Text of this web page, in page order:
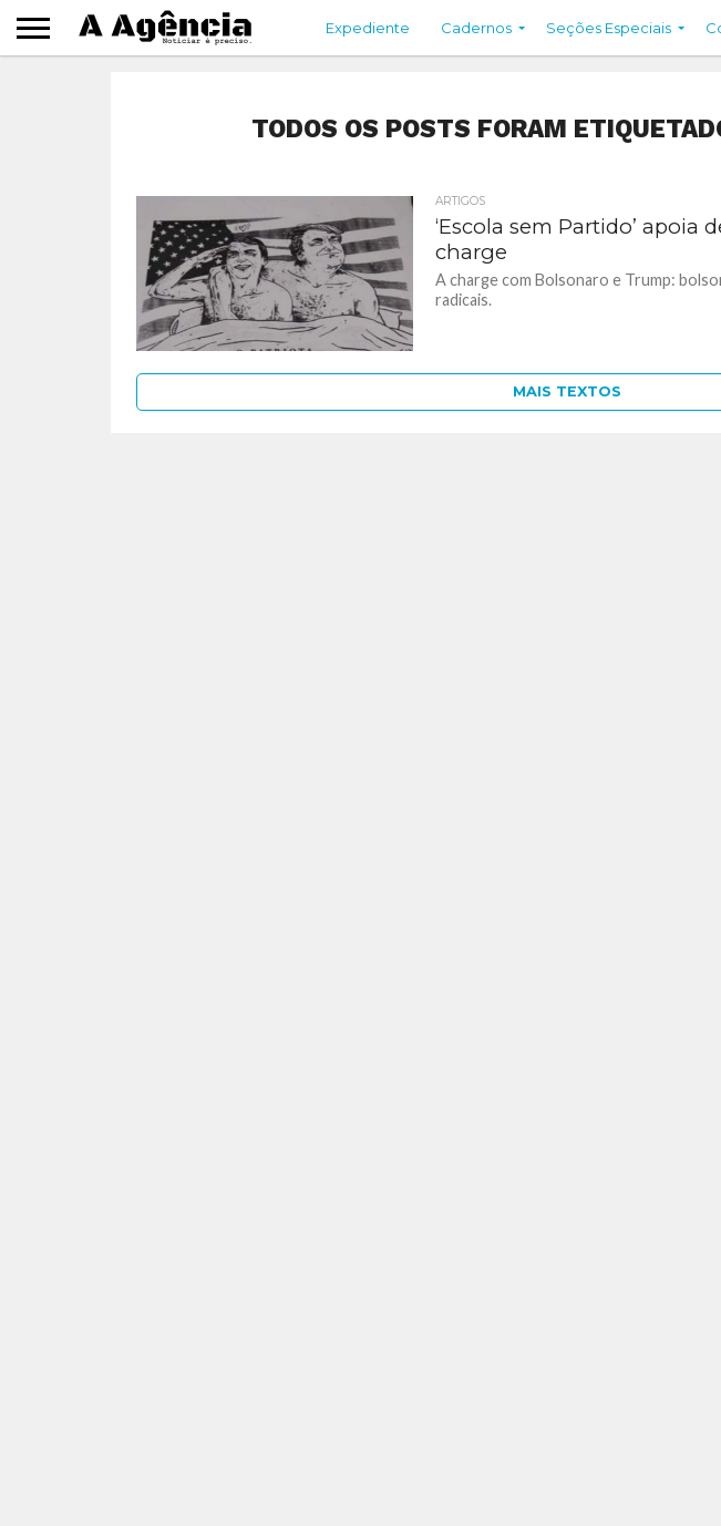
Expediente Cadernos Seções Especiais
TODOS OS POSTS FORAM
ARTIGOS
‘Escola sem Partido’ apoia
charge
A charge com Bolsonaro e Trump:
radicais.
MAIS TEXTOS